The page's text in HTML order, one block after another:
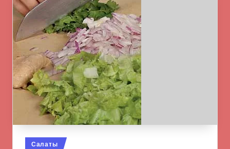
Опубликовано
Салаты